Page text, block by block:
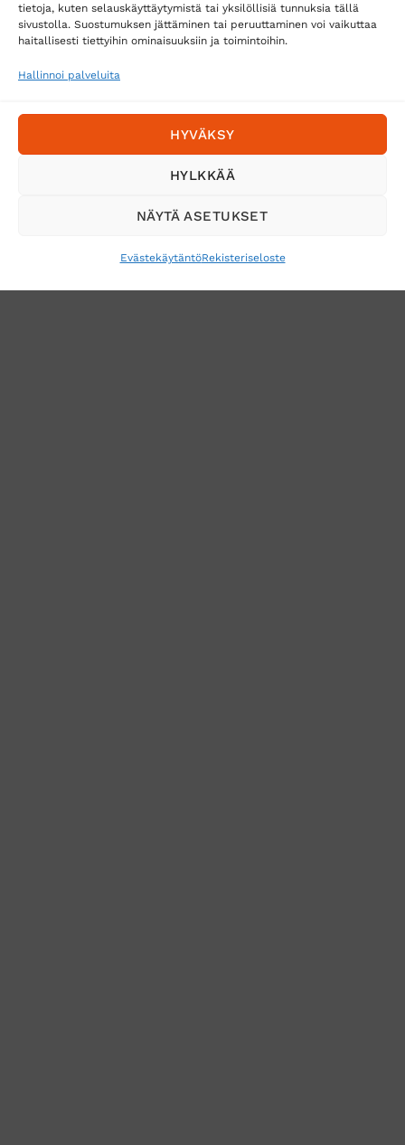
tietoja, kuten selauskäyttäytymistä tai yksilöllisiä tunnuksia tällä
sivustolla. Suostumuksen jättäminen tai peruuttaminen voi vaikuttaa
haitallisesti tiettyihin ominaisuuksiin ja toimintoihin.
Hallinnoi palveluita
HYVÄKSY
HYLKKÄÄ
NÄYTÄ ASETUKSET
EvästekäytäntöRekisteriseloste
Tilaa uutiskirje ja saat erikoisalennuksia